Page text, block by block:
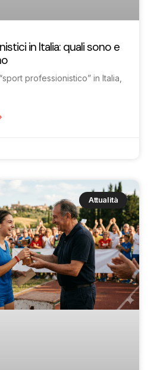
in Italia: quali sono e
professionistico” in Italia,
Attualità